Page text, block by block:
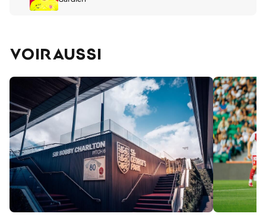
VOIR AUSSI